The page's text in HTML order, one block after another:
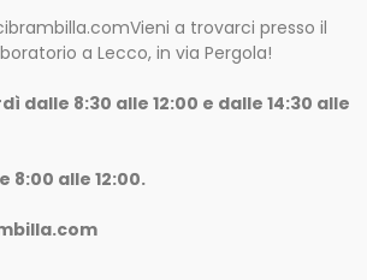
Vieni a trovarci presso il
a Lecco, in via Pergola!
dalle 8:30 alle 12:00 e dalle 14:30 alle
8:00 alle 12:00.